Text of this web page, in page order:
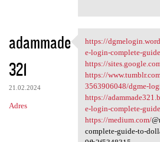
adammade
321
21.02.2024
Adres
https://
https://
e-login-complete-guide-
https://
https://
3563906048/dgme-
https://
e-login-complete-
https://medium.com/
complete-guide-to-